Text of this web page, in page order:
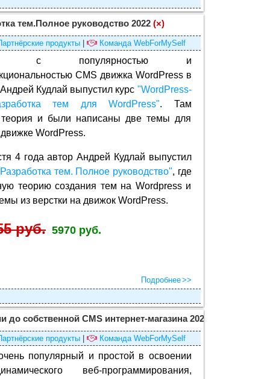
тем.Полное руководство 2022 (×)
продукты| Команда WebForMySelf
с популярностью и
CMS движка WordPress в
Кудлай выпустил курс "WordPress-
тем для WordPress". Там
теория и были написаны две темы для
WordPress.
4 года автор Андрей Кудлай выпустил
тем. Полное руководство", где
теорию создания тем на Wordpress и
из верстки на движок WordPress.
руб. 5970 руб.
Подробнее
собственной CMS интернет-магазина 2022
продукты| Команда WebForMySelf
популярный и простой в освоении
веб-программирования,